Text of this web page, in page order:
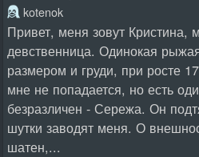
kotenok
Привет, меня зовут Кристина,
девственница. Одинокая
размером и груди, при росте
мне не попадается, но есть
безразличен - Сережа. Он
шутки заводят меня. О
шатен,...